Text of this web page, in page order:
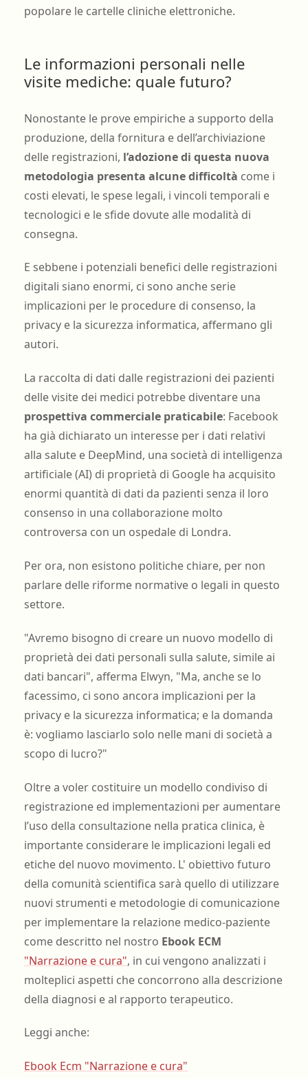
popolare le cartelle cliniche elettroniche.
Le informazioni personali nelle
visite mediche: quale futuro?
Nonostante le prove empiriche a supporto della
produzione, della fornitura e dell’archiviazione
delle registrazioni, l’adozione di questa nuova
metodologia presenta alcune difficoltà come i
costi elevati, le spese legali, i vincoli temporali e
tecnologici e le sfide dovute alle modalità di
consegna.
E sebbene i potenziali benefici delle registrazioni
digitali siano enormi, ci sono anche serie
implicazioni per le procedure di consenso, la
privacy e la sicurezza informatica, affermano gli
autori.
La raccolta di dati dalle registrazioni dei pazienti
delle visite dei medici potrebbe diventare una
prospettiva commerciale praticabile: Facebook
ha già dichiarato un interesse per i dati relativi
alla salute e DeepMind, una società di intelligenza
artificiale (AI) di proprietà di Google ha acquisito
enormi quantità di dati da pazienti senza il loro
consenso in una collaborazione molto
controversa con un ospedale di Londra.
Per ora, non esistono politiche chiare, per non
parlare delle riforme normative o legali in questo
settore.
"Avremo bisogno di creare un nuovo modello di
proprietà dei dati personali sulla salute, simile ai
dati bancari", afferma Elwyn, "Ma, anche se lo
facessimo, ci sono ancora implicazioni per la
privacy e la sicurezza informatica; e la domanda
è: vogliamo lasciarlo solo nelle mani di società a
scopo di lucro?"
Oltre a voler costituire un modello condiviso di
registrazione ed implementazioni per aumentare
l’uso della consultazione nella pratica clinica, è
importante considerare le implicazioni legali ed
etiche del nuovo movimento. L' obiettivo futuro
della comunità scientifica sarà quello di utilizzare
nuovi strumenti e metodologie di comunicazione
per implementare la relazione medico-paziente
come descritto nel nostro Ebook ECM
"Narrazione e cura", in cui vengono analizzati i
molteplici aspetti che concorrono alla descrizione
della diagnosi e al rapporto terapeutico.
Leggi anche:
Ebook Ecm "Narrazione e cura"